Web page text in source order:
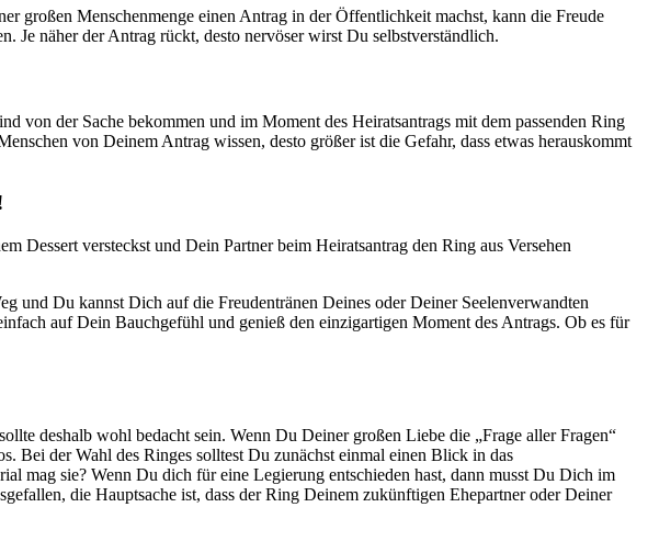
großen Menschenmenge einen Antrag in der Öffentlichkeit machst, kann die Freude
Je näher der Antrag rückt, desto nervöser wirst Du selbstverständlich.
von der Sache bekommen und im Moment des Heiratsantrags mit dem passenden Ring
von Deinem Antrag wissen, desto größer ist die Gefahr, dass etwas herauskommt
Dessert versteckst und Dein Partner beim Heiratsantrag den Ring aus Versehen
und Du kannst Dich auf die Freudentränen Deines oder Deiner Seelenverwandten
auf Dein Bauchgefühl und genieß den einzigartigen Moment des Antrags. Ob es für
deshalb wohl bedacht sein. Wenn Du Deiner großen Liebe die „Frage aller Fragen“
Bei der Wahl des Ringes solltest Du zunächst einmal einen Blick in das
mag sie? Wenn Du dich für eine Legierung entschieden hast, dann musst Du Dich im
die Hauptsache ist, dass der Ring Deinem zukünftigen Ehepartner oder Deiner